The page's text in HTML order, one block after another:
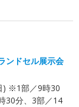
ンドセル展示会
) ※1部／9時30
30分、3部／14